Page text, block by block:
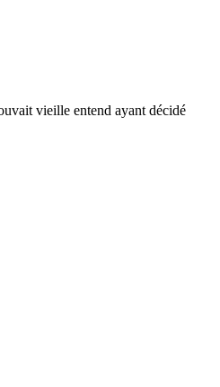
vieille entend ayant décidé